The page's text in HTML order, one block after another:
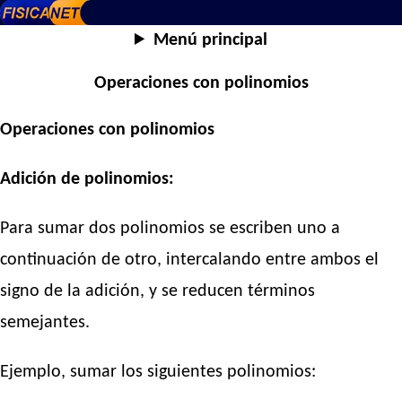
Menú principal
Operaciones con polinomios
Operaciones con polinomios
Adición de polinomios:
Para sumar dos polinomios se escriben uno a
continuación de otro, intercalando entre ambos el
signo de la adición, y se reducen términos
semejantes.
Ejemplo, sumar los siguientes polinomios: